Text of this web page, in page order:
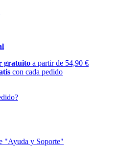
gratuito a partir de 54,90 €
con cada pedido
"Ayuda y Soporte"